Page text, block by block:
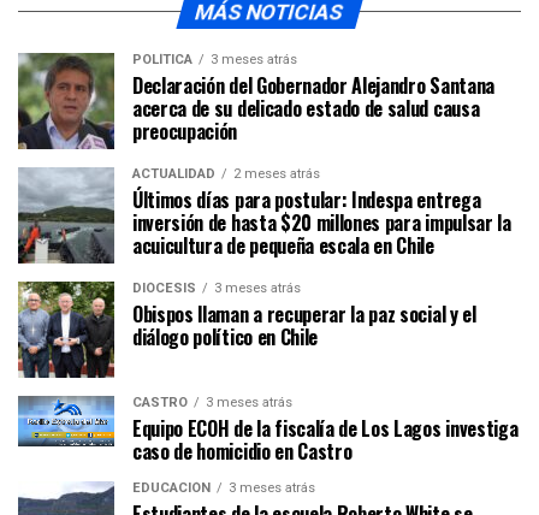
MÁS NOTICIAS
POLÍTICA 3 meses atrás
Declaración del Gobernador Alejandro Santana
acerca de su delicado estado de salud causa
preocupación
ACTUALIDAD 2 meses atrás
Últimos días para postular: Indespa entrega
inversión de hasta $20 millones para impulsar la
acuicultura de pequeña escala en Chile
DIÓCESIS 3 meses atrás
Obispos llaman a recuperar la paz social y el
diálogo político en Chile
CASTRO 3 meses atrás
Equipo ECOH de la fiscalía de Los Lagos investiga
caso de homicidio en Castro
EDUCACIÓN 3 meses atrás